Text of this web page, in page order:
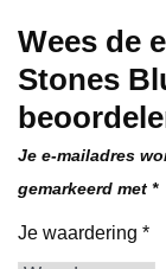
Wees de
Stones
Je e-mailadres
gemarkeerd met *
Je waardering *